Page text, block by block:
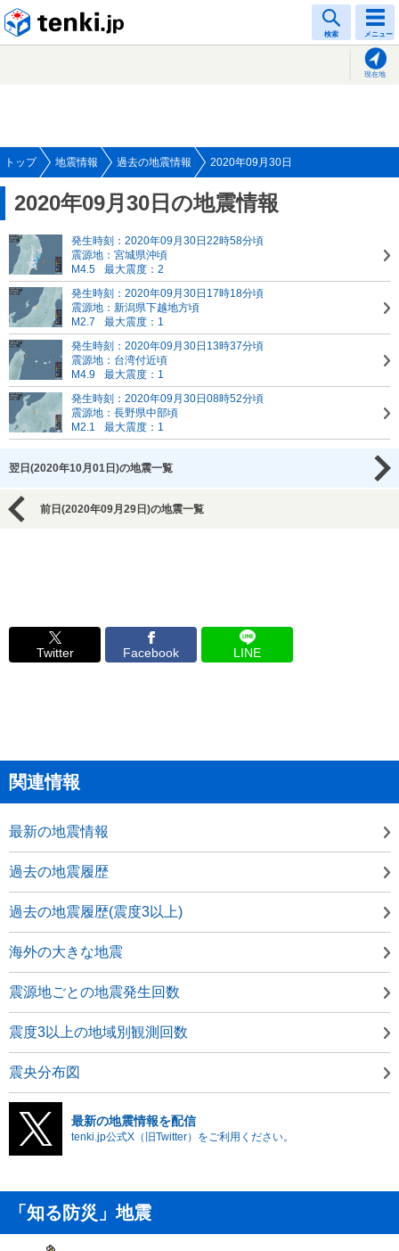
検索 メニュー
現在地
トップ 地震情報 過去の地震情報 2020年09月30日
2020年09月30日の地震情報
発生時刻：2020年09月30日22時58分頃
震源地：宮城県沖頃
M4.5
最大震度：2
発生時刻：2020年09月30日17時18分頃
震源地：新潟県下越地方頃
M2.7
最大震度：1
発生時刻：2020年09月30日13時37分頃
震源地：台湾付近頃
M4.9
最大震度：1
発生時刻：2020年09月30日08時52分頃
震源地：長野県中部頃
M2.1
最大震度：1
翌日(2020年10月01日)の地震一覧
前日(2020年09月29日)の地震一覧
Twitter Facebook LINE
関連情報
最新の地震情報
過去の地震履歴
過去の地震履歴(震度3以上)
海外の大きな地震
震源地ごとの地震発生回数
震度3以上の地域別観測回数
震央分布図
最新の地震情報を配信
tenki.jp公式X（旧Twitter）をご利用ください。
「知る防災」地震